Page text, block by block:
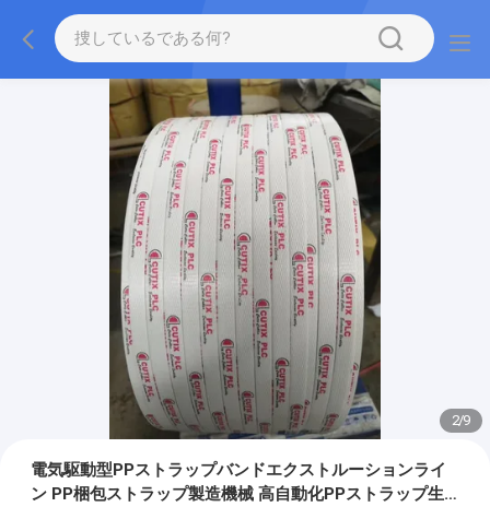
2/9
電気駆動型PPストラップバンドエクストルーションライ
ン PP梱包ストラップ製造機械 高自動化PPストラップ生